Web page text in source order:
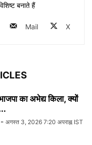
बनाते हैं
Mail X
का अभेद्य किला, क्यों
- अगस्त 3, 2026 7:20 अपराह्न IST